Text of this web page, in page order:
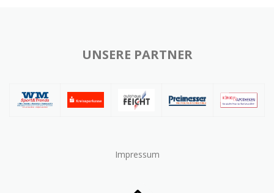
UNSERE PARTNER
Impressum